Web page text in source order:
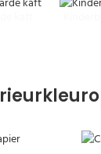
kaft